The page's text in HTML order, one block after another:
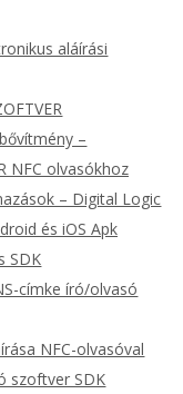
aláírási
–
NFC olvasókhoz
– Digital Logic
és iOS Apk
SDK
címke író/olvasó
NFC-olvasóval
szoftver SDK